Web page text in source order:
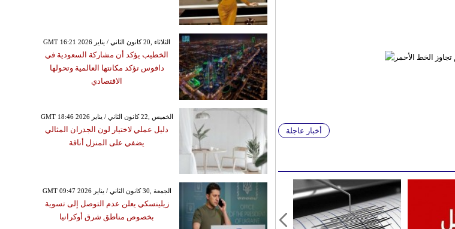
أخبار عاجلة
GMT 16:21 2026 الثلاثاء ,20 كانون الثاني / يناير
الخطيب يؤكد أن مشاركة السعودية في
دافوس تؤكد مكانتها العالمية وتحولها
الاقتصادي
GMT 18:46 2026 الخميس ,22 كانون الثاني / يناير
دليل عملي لاختيار لون الجدران المثالي
يضفي على المنزل أناقة
GMT 09:47 2026 الجمعة ,30 كانون الثاني / يناير
زيلينسكي يعلن عدم التوصل إلى تسوية
بخصوص مناطق شرق أوكرانيا